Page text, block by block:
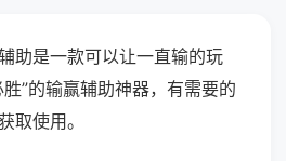
助是一款可以让一直输的玩
”的输赢辅助神器，有需要的
取使用。